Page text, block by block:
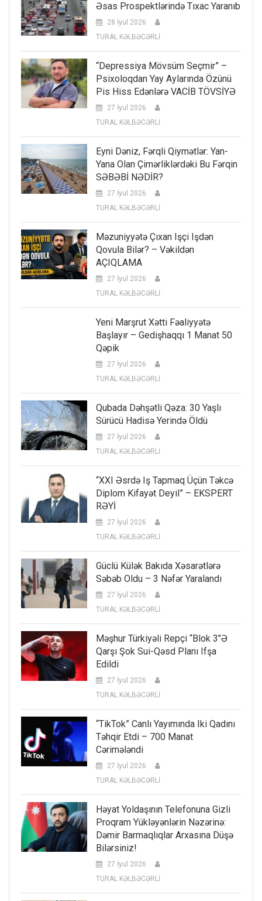
Əsas Prospektlərində Tıxac Yaranıb
28 İyul 2026
TURAL KƏLBƏCƏRLİ
“Depressiya Mövsüm Seçmir” –
Psixoloqdan Yay Aylarında Özünü
Pis Hiss Edənlərə VACİB TÖVSİYƏ
27 İyul 2026
TURAL KƏLBƏCƏRLİ
Eyni Dəniz, Fərqli Qiymətlər: Yan-
Yana Olan Çimərliklərdəki Bu Fərqin
SƏBƏBİ NƏDİR?
27 İyul 2026
TURAL KƏLBƏCƏRLİ
Məzuniyyətə Çıxan Işçi Işdən
Qovula Bilər? – Vəkildən
AÇIQLAMA
27 İyul 2026
TURAL KƏLBƏCƏRLİ
Yeni Marşrut Xətti Fəaliyyətə
Başlayır – Gedişhaqqı 1 Manat 50
Qəpik
27 İyul 2026
TURAL KƏLBƏCƏRLİ
Qubada Dəhşətli Qəza: 30 Yaşlı
Sürücü Hadisə Yerində Öldü
27 İyul 2026
TURAL KƏLBƏCƏRLİ
“XXI Əsrdə Iş Tapmaq Üçün Təkcə
Diplom Kifayət Deyil” – EKSPERT
RƏYİ
27 İyul 2026
TURAL KƏLBƏCƏRLİ
Güclü Külək Bakıda Xəsarətlərə
Səbəb Oldu – 3 Nəfər Yaralandı
27 İyul 2026
TURAL KƏLBƏCƏRLİ
Məşhur Türkiyəli Repçi “Blok 3″ə
Qarşı Şok Sui-Qəsd Planı Ifşa
Edildi
27 İyul 2026
TURAL KƏLBƏCƏRLİ
“TikTok” Canlı Yayımında Iki Qadını
Təhqir Etdi – 700 Manat
Cərimələndi
27 İyul 2026
TURAL KƏLBƏCƏRLİ
Həyat Yoldaşının Telefonuna Gizli
Proqram Yükləyənlərin Nəzərinə:
Dəmir Barmaqlıqlar Arxasına Düşə
Bilərsiniz!
27 İyul 2026
TURAL KƏLBƏCƏRLİ